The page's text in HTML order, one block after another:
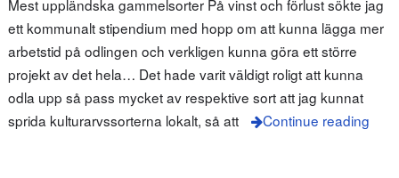
Mest uppländska gammelsorter På vinst och förlust sökte jag
ett kommunalt stipendium med hopp om att kunna lägga mer
arbetstid på odlingen och verkligen kunna göra ett större
projekt av det hela… Det hade varit väldigt roligt att kunna
odla upp så pass mycket av respektive sort att jag kunnat
sprida kulturarvssorterna lokalt, så att
Continue reading